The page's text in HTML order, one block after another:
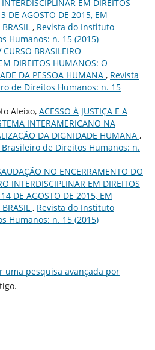
EM DIREITOS
DE AGOSTO DE 2015, EM
, Revista do Instituto
Humanos: n. 15 (2015)
CURSO BRASILEIRO
DIREITOS HUMANOS: O
DA PESSOA HUMANA , Revista
de Direitos Humanos: n. 15
Aleixo, ACESSO À JUSTIÇA E A
INTERAMERICANO NA
DA DIGNIDADE HUMANA ,
de Direitos Humanos: n.
NO ENCERRAMENTO DO
INTERDISCIPLINAR EM DIREITOS
DE AGOSTO DE 2015, EM
, Revista do Instituto
Humanos: n. 15 (2015)
uma pesquisa avançada por